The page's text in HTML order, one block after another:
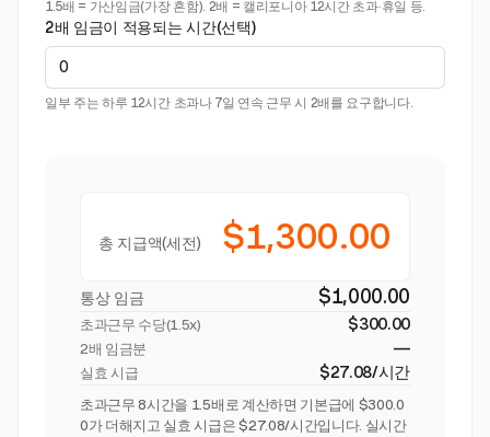
1.5배 = 가산임금(가장 흔함). 2배 = 캘리포니아 12시간 초과·휴일 등.
2배 임금이 적용되는 시간(선택)
일부 주는 하루 12시간 초과나 7일 연속 근무 시 2배를 요구합니다.
총 지급액(세전) $1,300.00
통상 임금 $1,000.00
초과근무 수당(1.5x) $300.00
2배 임금분 —
실효 시급 $27.08/시간
초과근무 8시간을 1.5배로 계산하면 기본급에 $300.0
0가 더해지고 실효 시급은 $27.08/시간입니다. 실시간